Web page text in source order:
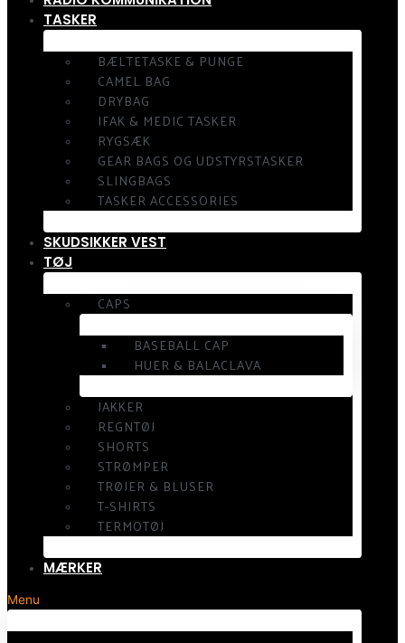
TASKER
BÆLTETASKE & PUNGE
CAMEL BAG
DRYBAG
IFAK & MEDIC TASKER
RYGSÆK
GEAR BAGS OG UDSTYRSTASKER
SLINGBAGS
TASKER ACCESSORIES
SKUDSIKKER VEST
TØJ
CAPS
BASEBALL CAP
HUER & BALACLAVA
JAKKER
REGNTØJ
SHORTS
STRØMPER
TRØJER & BLUSER
T-SHIRTS
TERMOTØJ
MÆRKER
Menu